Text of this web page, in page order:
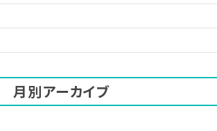
月別アーカイブ